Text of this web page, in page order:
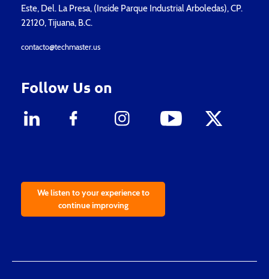
Este, Del. La Presa, (Inside Parque Industrial Arboledas), CP.
22120, Tijuana, B.C.
contacto@techmaster.us
Follow Us on
We listen to your experience to
continue improving